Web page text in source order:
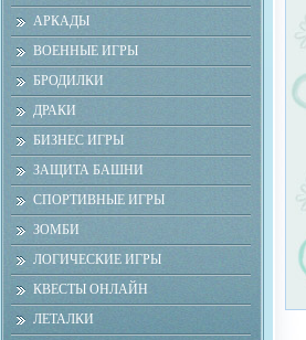
АРКАДЫ
ВОЕННЫЕ ИГРЫ
БРОДИЛКИ
ДРАКИ
БИЗНЕС ИГРЫ
ЗАЩИТА БАШНИ
СПОРТИВНЫЕ ИГРЫ
ЗОМБИ
ЛОГИЧЕСКИЕ ИГРЫ
КВЕСТЫ ОНЛАЙН
ЛЕТАЛКИ